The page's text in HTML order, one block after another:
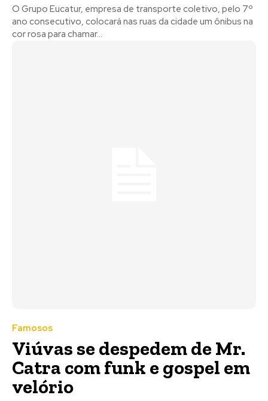
O Grupo Eucatur, empresa de transporte coletivo, pelo 7º
ano consecutivo, colocará nas ruas da cidade um ônibus na
cor rosa para chamar...
Famosos
Viúvas se despedem de Mr.
Catra com funk e gospel em
velório